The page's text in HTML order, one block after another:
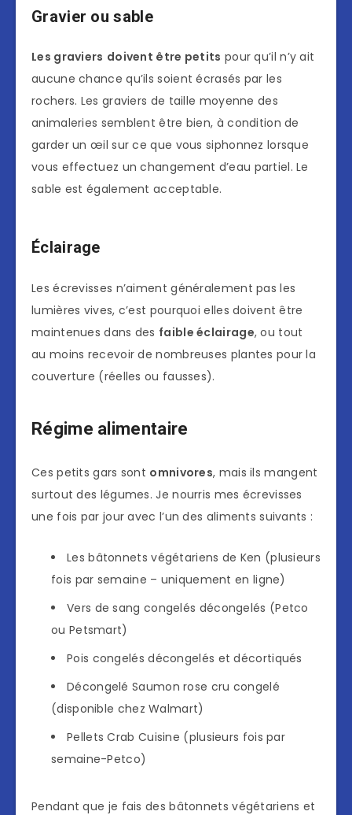
Gravier ou sable
Les graviers doivent être petits pour qu’il n’y ait
aucune chance qu’ils soient écrasés par les
rochers. Les graviers de taille moyenne des
animaleries semblent être bien, à condition de
garder un œil sur ce que vous siphonnez lorsque
vous effectuez un changement d’eau partiel. Le
sable est également acceptable.
Éclairage
Les écrevisses n’aiment généralement pas les
lumières vives, c’est pourquoi elles doivent être
maintenues dans des faible éclairage, ou tout
au moins recevoir de nombreuses plantes pour la
couverture (réelles ou fausses).
Régime alimentaire
Ces petits gars sont omnivores, mais ils mangent
surtout des légumes. Je nourris mes écrevisses
une fois par jour avec l’un des aliments suivants :
Les bâtonnets végétariens de Ken (plusieurs
fois par semaine – uniquement en ligne)
Vers de sang congelés décongelés (Petco
ou Petsmart)
Pois congelés décongelés et décortiqués
Décongelé Saumon rose cru congelé
(disponible chez Walmart)
Pellets Crab Cuisine (plusieurs fois par
semaine-Petco)
Pendant que je fais des bâtonnets végétariens et